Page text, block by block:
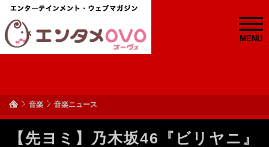
MENU
音楽 音楽ニュース
【先ヨミ】乃木坂46『ビリヤニ』